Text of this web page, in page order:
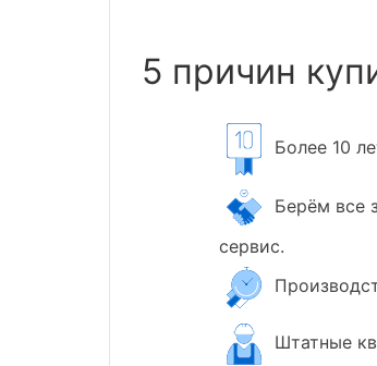
5 причин
Более 10
Берём все
сервис.
Штатные